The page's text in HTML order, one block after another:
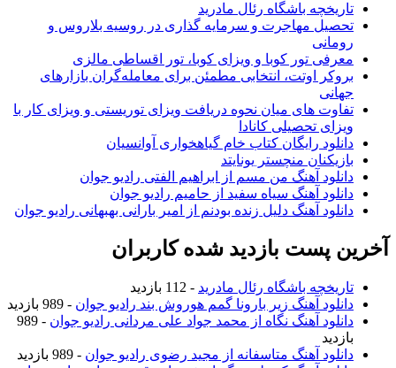
تاریخچه باشگاه رئال مادرید
تحصیل مهاجرت و سرمایه گذاری در روسیه بلاروس و
رومانی
معرفی تور کوبا و ویزای کوبا، تور اقساطی مالزی
بروکر اوتت، انتخابی مطمئن برای معامله‌گران بازارهای
جهانی
تفاوت های میان نحوه دریافت ویزای توریستی و ویزای کار با
ویزای تحصیلی کانادا
دانلود رایگان کتاب خام گیاهخواری آوانسیان
بازیکنان منچستر یونایتد
دانلود آهنگ من مسم از ابراهیم الفتی رادیو جوان
دانلود آهنگ سیاه سفید از حامیم رادیو جوان
دانلود آهنگ دلیل زنده بودنم از امیر بارانی بهبهانی رادیو جوان
آخرین پست بازدید شده کاربران
تاریخچه باشگاه رئال مادرید - 112 بازدید
دانلود آهنگ زیر بارونا گمم هوروش بند رادیو جوان - 989 بازدید
دانلود آهنگ نگاه از محمد جواد علی مردانی رادیو جوان
- 989
بازدید
دانلود آهنگ متاسفانه از مجید رضوی رادیو جوان - 989 بازدید